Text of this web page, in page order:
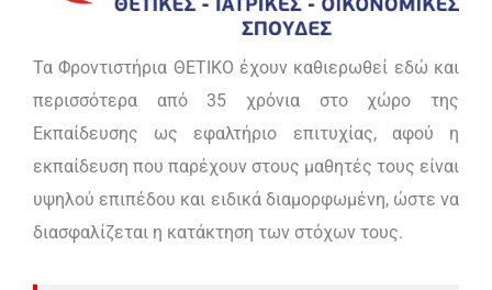
Τα Φροντιστήρια ΘΕΤΙΚΟ έχουν καθιερωθεί εδώ και
περισσότερα από 35 χρόνια στο χώρο της
Εκπαίδευσης ως εφαλτήριο επιτυχίας, αφού η
εκπαίδευση που παρέχουν στους μαθητές τους είναι
υψηλού επιπέδου και ειδικά διαμορφωμένη, ώστε να
διασφαλίζεται η κατάκτηση των στόχων τους.